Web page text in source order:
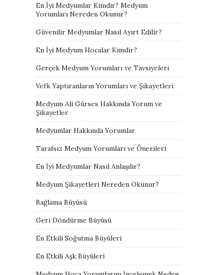
En İyi Medyumlar Kimdir? Medyum
Yorumları Nereden Okunur?
Güvenilir Medyumlar Nasıl Ayırt Edilir?
En İyi Medyum Hocalar Kimdir?
Gerçek Medyum Yorumları ve Tavsiyeleri
Vefk Yaptıranların Yorumları ve Şikayetleri
Medyum Ali Gürses Hakkında Yorum ve
Şikayetler
Medyumlar Hakkında Yorumlar
Tarafsız Medyum Yorumları ve Önerileri
En İyi Medyumlar Nasıl Anlaşılır?
Medyum Şikayetleri Nereden Okunur?
Bağlama Büyüsü
Geri Döndürme Büyüsü
En Etkili Soğutma Büyüleri
En Etkili Aşk Büyüleri